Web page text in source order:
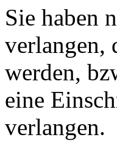
Sie haben
verlangen,
werden,
eine
verlangen.